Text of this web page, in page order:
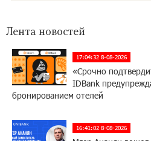
Лента новостей
17:04:32 8-08-2026
«Срочно
IDBank
бронированием отелей
16:41:02 8-08-2026